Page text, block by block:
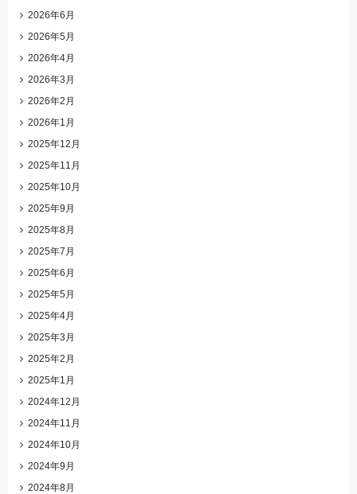
2026年6月
2026年5月
2026年4月
2026年3月
2026年2月
2026年1月
2025年12月
2025年11月
2025年10月
2025年9月
2025年8月
2025年7月
2025年6月
2025年5月
2025年4月
2025年3月
2025年2月
2025年1月
2024年12月
2024年11月
2024年10月
2024年9月
2024年8月